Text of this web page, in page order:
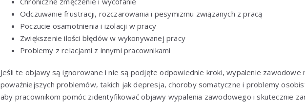
Odczuwanie frustracji, rozczarowania i pesymizmu związanych z pracą
Poczucie osamotnienia i izolacji w pracy
Zwiększenie ilości błędów w wykonywanej pracy
Problemy z relacjami z innymi pracownikami
Jeśli te objawy są ignorowane i nie są podjęte odpowiednie kroki, wypalenie zawodowe
poważniejszych problemów, takich jak depresja, choroby somatyczne i problemy
aby pracownikom pomóc zidentyfikować objawy wypalenia zawodowego i skutecznie